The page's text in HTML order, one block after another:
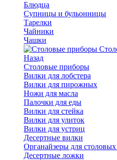
Блюдца
Супницы и бульонницы
Тарелки
Чайники
Чашки
Назад
Cтоловые приборы
Вилки для лобстера
Вилки для пирожных
Ножи для масла
Палочки для еды
Вилки для стейка
Вилки для улиток
Вилки для устриц
Десертные вилки
Органайзеры для
Десертные ложки